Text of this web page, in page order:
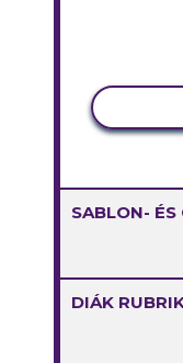
SABLON-
DIÁK